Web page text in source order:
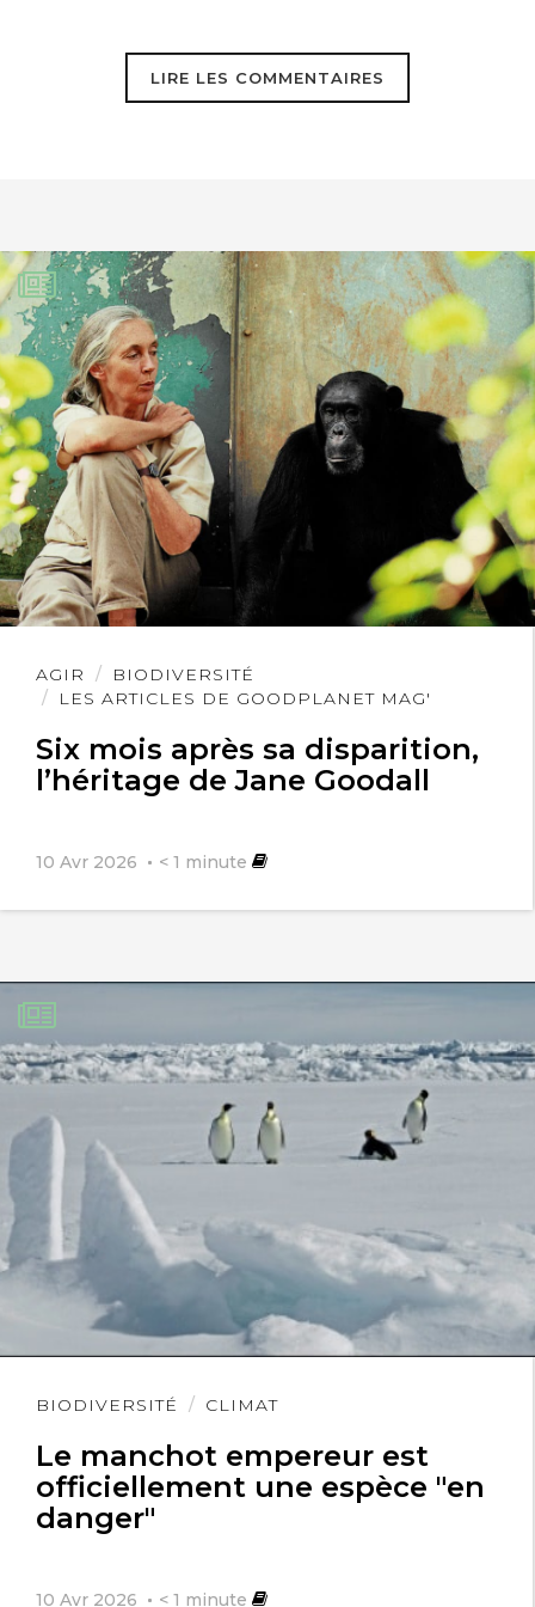
LIRE LES COMMENTAIRES
AGIR
BIODIVERSITÉ
LES ARTICLES DE GOODPLANET MAG'
Six mois après sa disparition,
l’héritage de Jane Goodall
10 Avr 2026 < 1 minute
Lire
l'article
BIODIVERSITÉ CLIMAT
Le manchot empereur est
officiellement une espèce "en
danger"
10 Avr 2026 < 1 minute
Lire